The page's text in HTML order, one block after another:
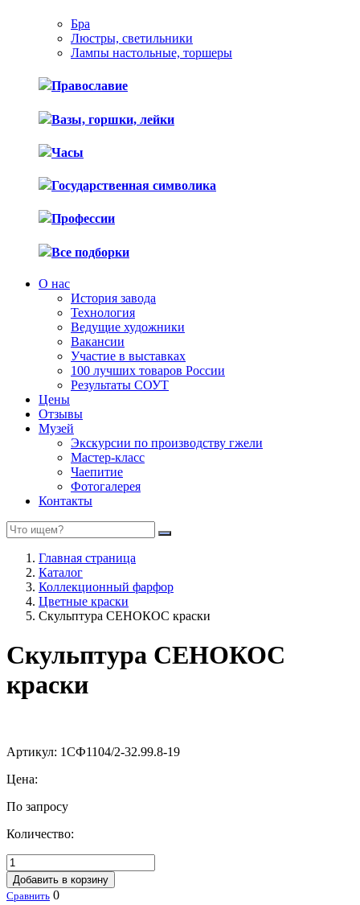
Бра
Люстры, светильники
Лампы настольные, торшеры
Православие
Вазы, горшки, лейки
Часы
Государственная символика
Профессии
Все подборки
О нас
История завода
Технология
Ведущие художники
Вакансии
Участие в выставках
100 лучших товаров России
Результаты СОУТ
Цены
Отзывы
Музей
Экскурсии по производству гжели
Мастер-класс
Чаепитие
Фотогалерея
Контакты
Главная страница
Каталог
Коллекционный фарфор
Цветные краски
Скульптура СЕНОКОС краски
Скульптура СЕНОКОС
краски
Артикул: 1СФ1104/2-32.99.8-19
Цена:
По запросу
Количество:
Добавить в корзину
Сравнить 0